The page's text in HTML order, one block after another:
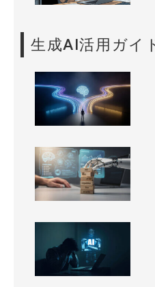
生成AI活用ガイ